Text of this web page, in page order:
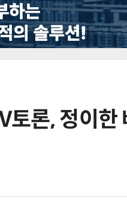
론, 정이한
6
반도
동계·